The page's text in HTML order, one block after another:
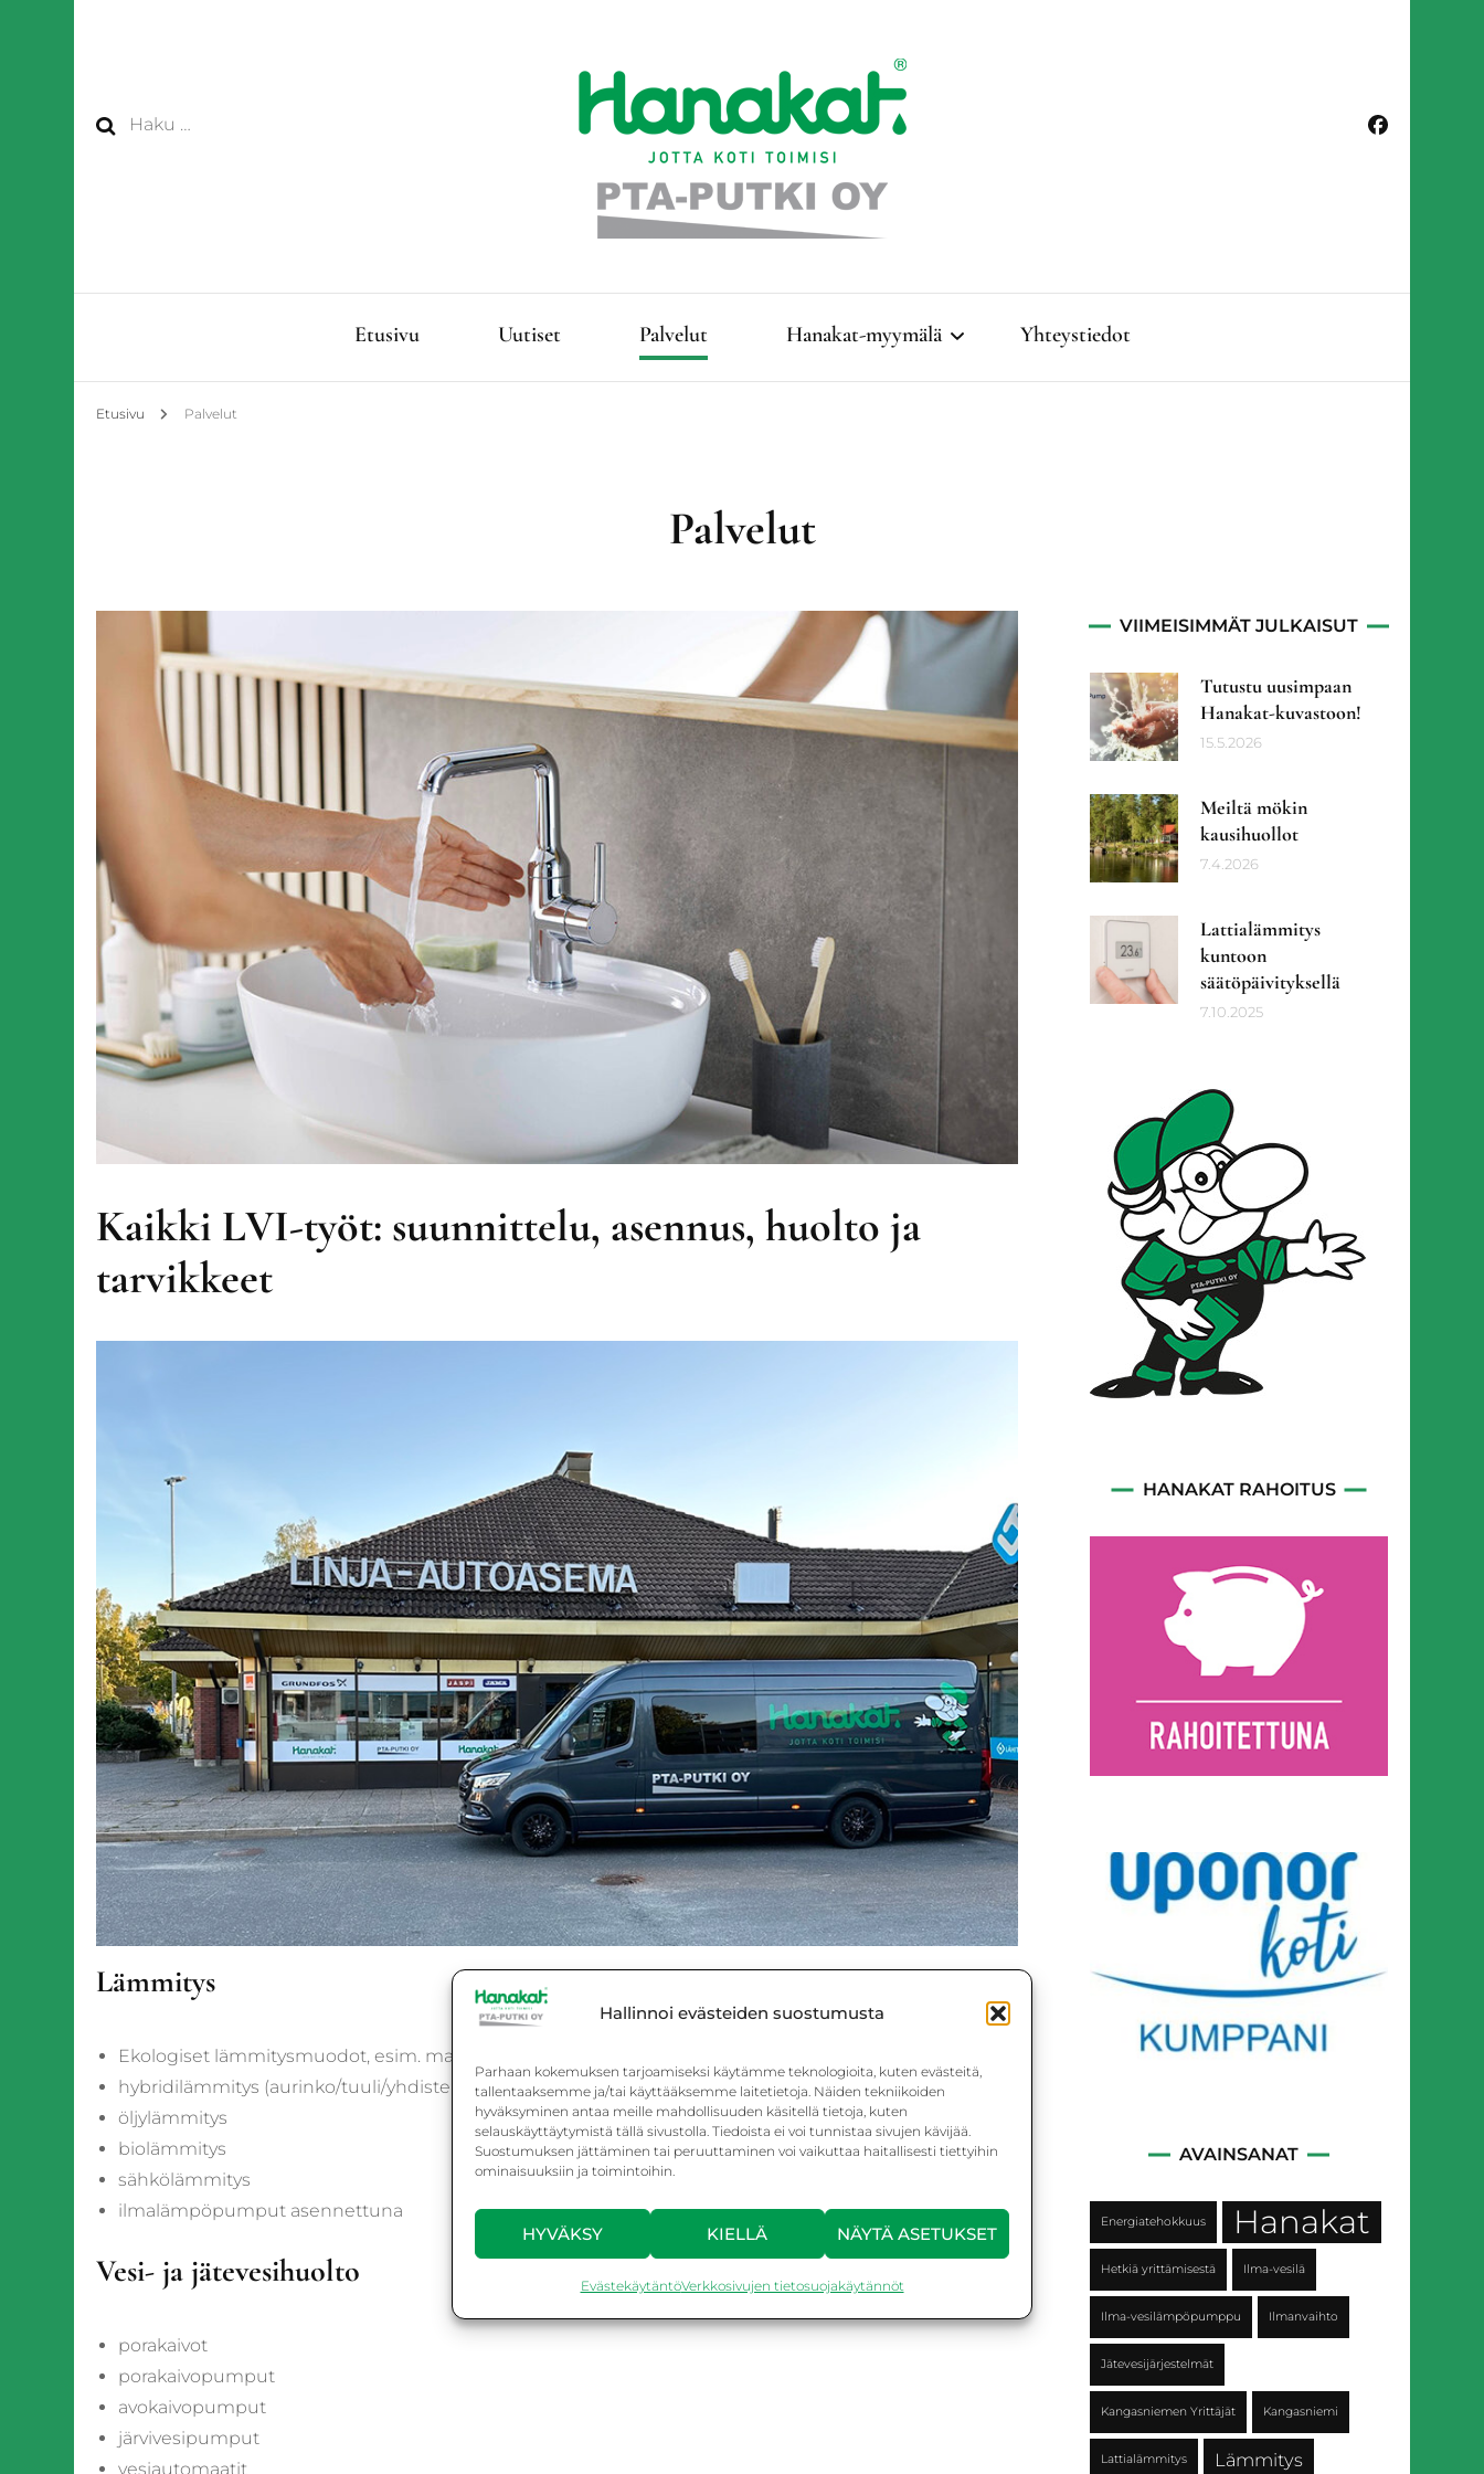
Hallinnoi evästeiden suostumusta
Parhaan kokemuksen tarjoamiseksi käytämme teknologioita, kuten evästeitä,
tallentaaksemme ja/tai käyttääksemme laitetietoja. Näiden tekniikoiden
hyväksyminen antaa meille mahdollisuuden käsitellä tietoja, kuten
selauskäyttäytymistä tällä sivustolla. Tiedoista ei voi tunnistaa sivujen kävijää.
Suostumuksen jättäminen tai peruuttaminen voi vaikuttaa haitallisesti tiettyihin
ominaisuuksiin ja toimintoihin.
HYVÄKSY KIELLÄ NÄYTÄ ASETUKSET
EvästekäytäntöVerkkosivujen tietosuojakäytännöt
Haku:
PTA-Putki Oy
Etusivu Uutiset Palvelut Hanakat-myymälä
Ilmanvaihto
Hanat, kylpyhuone ja keittiö
Muut tuotteet
Yhteystiedot
Etusivu Palvelut
Palvelut
Kaikki LVI-työt: suunnittelu, asennus, huolto ja
tarvikkeet
Lämmitys
Ekologiset lämmitysmuodot, esim. maalämpö, ilma-vesilämpö, poistoilmalämpö
hybridilämmitys (aurinko/tuuli/yhdistelmä)
öljylämmitys
biolämmitys
sähkölämmitys
ilmalämpöpumput asennettuna
Vesi- ja jätevesihuolto
porakaivot
porakaivopumput
avokaivopumput
järvivesipumput
vesiautomaatit
VIIMEISIMMÄT JULKAISUT
Tutustu uusimpaan
Hanakat-kuvastoon!
15.5.2026
Meiltä mökin
kausihuollot
7.4.2026
Lattialämmitys
kuntoon
säätöpäivityksellä
7.10.2025
HANAKAT RAHOITUS
AVAINSANAT
Energiatehokkuus Hanakat
Hetkiä yrittämisestä Ilma-vesilä
Ilma-vesilämpöpumppu Ilmanvaihto
Jätevesijärjestelmät
Kangasniemen Yrittäjät Kangasniemi
Lattialämmitys Lämmitys